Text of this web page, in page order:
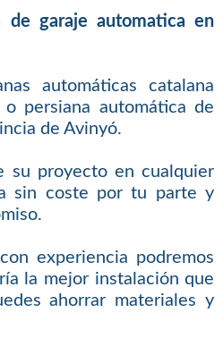
de garaje automatica en
automáticas catalana
persiana automática de
de Avinyó.
su proyecto en cualquier
sin coste por tu parte y
experiencia podremos
la mejor instalación que
ahorrar materiales y